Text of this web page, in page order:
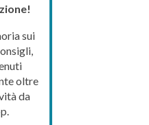
sui
oltre
da